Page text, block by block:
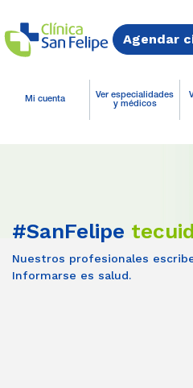
Agendar
Mi cuenta
Ver especialidades
y médicos
#SanFelipe
Nuestros profesionales
Informarse es salud.